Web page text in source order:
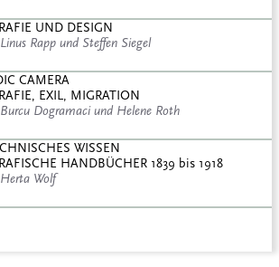
UND DESIGN
Rapp und Steffen Siegel
CAMERA
EXIL, MIGRATION
Dogramaci und Helene Roth
WISSEN
HANDBÜCHER 1839 bis 1918
Wolf